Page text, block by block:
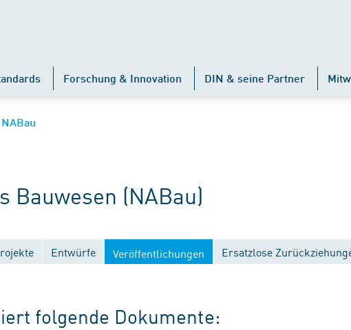
Forschung & Innovation DIN & seine Partner
NABau
Bauwesen (NABau)
Entwürfe Veröffentlichungen Ersatzlose
folgende Dokumente: